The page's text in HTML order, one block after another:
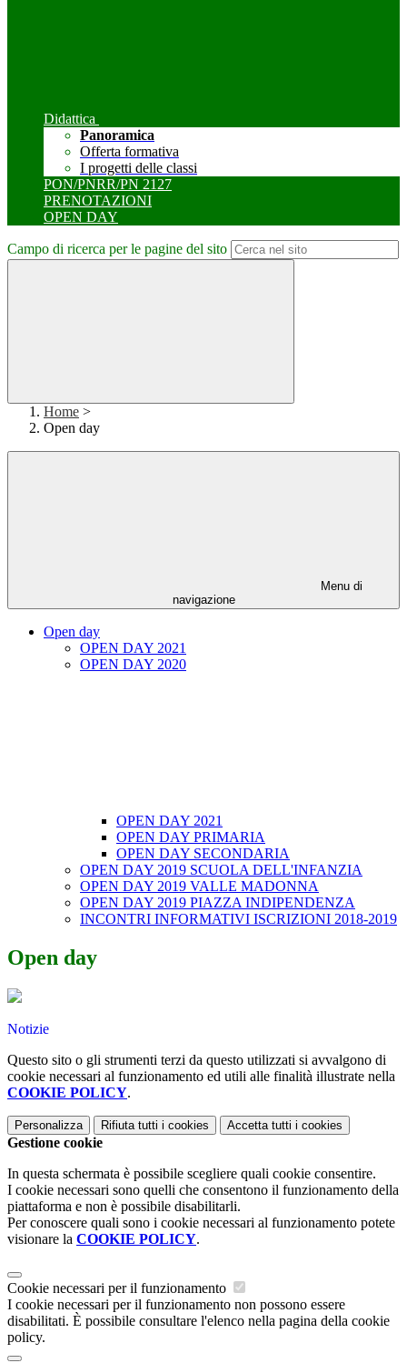
Didattica
Panoramica
Offerta formativa
I progetti delle classi
PON/PNRR/PN 2127
PRENOTAZIONI
OPEN DAY
Campo di ricerca per le pagine del sito
Home >
Open day
Menu di
navigazione
Open day
OPEN DAY 2021
OPEN DAY 2020
OPEN DAY 2021
OPEN DAY PRIMARIA
OPEN DAY SECONDARIA
OPEN DAY 2019 SCUOLA DELL'INFANZIA
OPEN DAY 2019 VALLE MADONNA
OPEN DAY 2019 PIAZZA INDIPENDENZA
INCONTRI INFORMATIVI ISCRIZIONI 2018-2019
Open day
Notizie
Questo sito o gli strumenti terzi da questo utilizzati si avvalgono di
cookie necessari al funzionamento ed utili alle finalità illustrate nella
COOKIE POLICY.
Personalizza Rifiuta tutti i cookies Accetta tutti i cookies
Gestione cookie
In questa schermata è possibile scegliere quali cookie consentire.
I cookie necessari sono quelli che consentono il funzionamento della
piattaforma e non è possibile disabilitarli.
Per conoscere quali sono i cookie necessari al funzionamento potete
visionare la COOKIE POLICY.
Cookie necessari per il funzionamento
I cookie necessari per il funzionamento non possono essere
disabilitati. È possibile consultare l'elenco nella pagina della cookie
policy.